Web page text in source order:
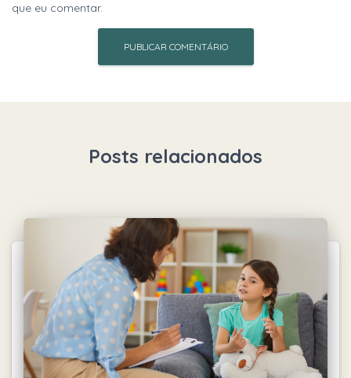
que eu comentar.
Posts relacionados